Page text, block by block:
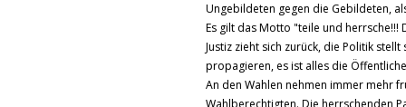
Ungebildeten gegen die Gebildeten,
Es gilt das Motto "teile und herrsche!!!
Justiz zieht sich zurück, die Politik
propagieren, es ist alles die
An den Wahlen nehmen immer mehr